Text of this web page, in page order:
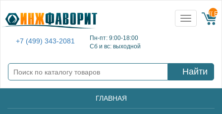
+7 (499) 343-2081
Пн-пт: 9:00-18:00
Сб и вс: выходной
Toggle
navigation
{{
Найти
ГЛАВНАЯ